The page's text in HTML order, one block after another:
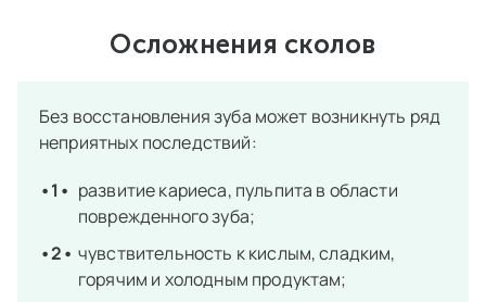
Осложнения сколов
Без восстановления зуба может возникнуть ряд
неприятных последствий:
развитие кариеса, пульпита в области
поврежденного зуба;
чувствительность к кислым, сладким,
горячим и холодным продуктам;